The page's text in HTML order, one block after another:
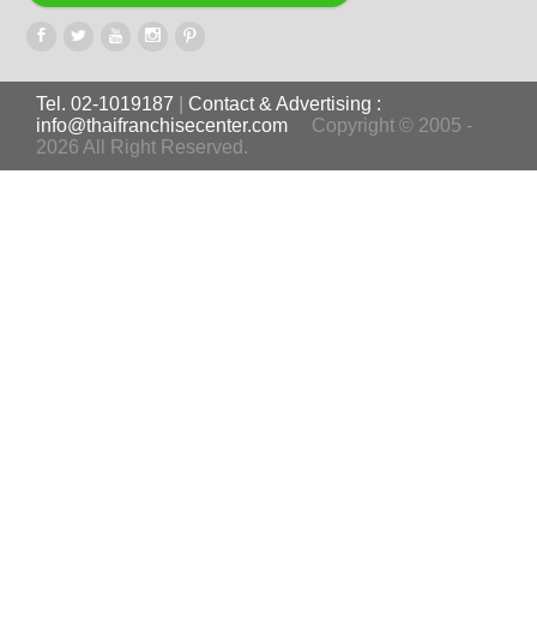
Tel. 02-1019187
Contact & Advertising :
info@thaifranchisecenter.com
Copyright © 2005 -
2026 All Right Reserved.